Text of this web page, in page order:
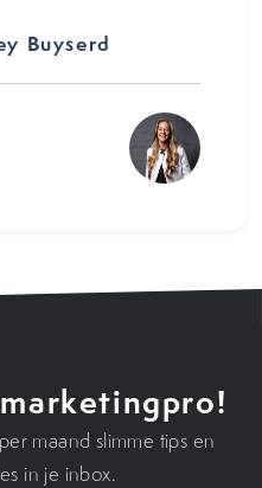
Buyserd
maand slimme tips en
in je inbox.